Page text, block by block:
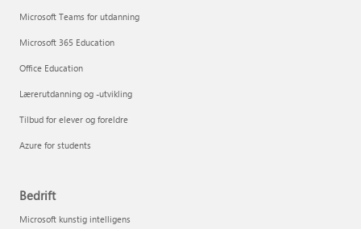
Microsoft Teams for utdanning
Microsoft 365 Education
Office Education
Lærerutdanning og -utvikling
Tilbud for elever og foreldre
Azure for students
Bedrift
Microsoft kunstig intelligens